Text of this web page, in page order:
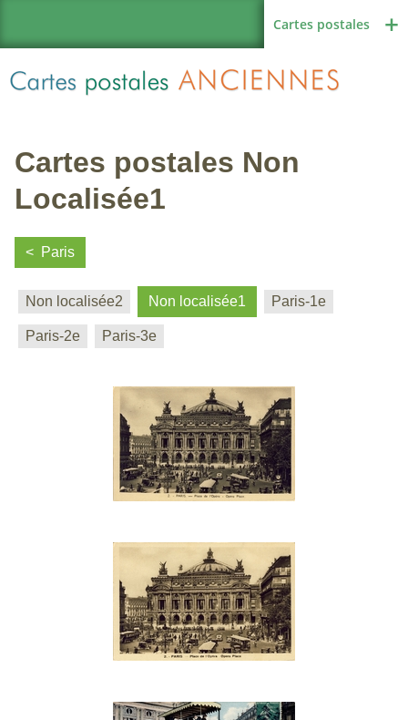
Cartes postales
Région de France
Cartes postales Non
Localisée1
Paris
Non localisée2 Non localisée1 Paris-1e
Paris-2e Paris-3e